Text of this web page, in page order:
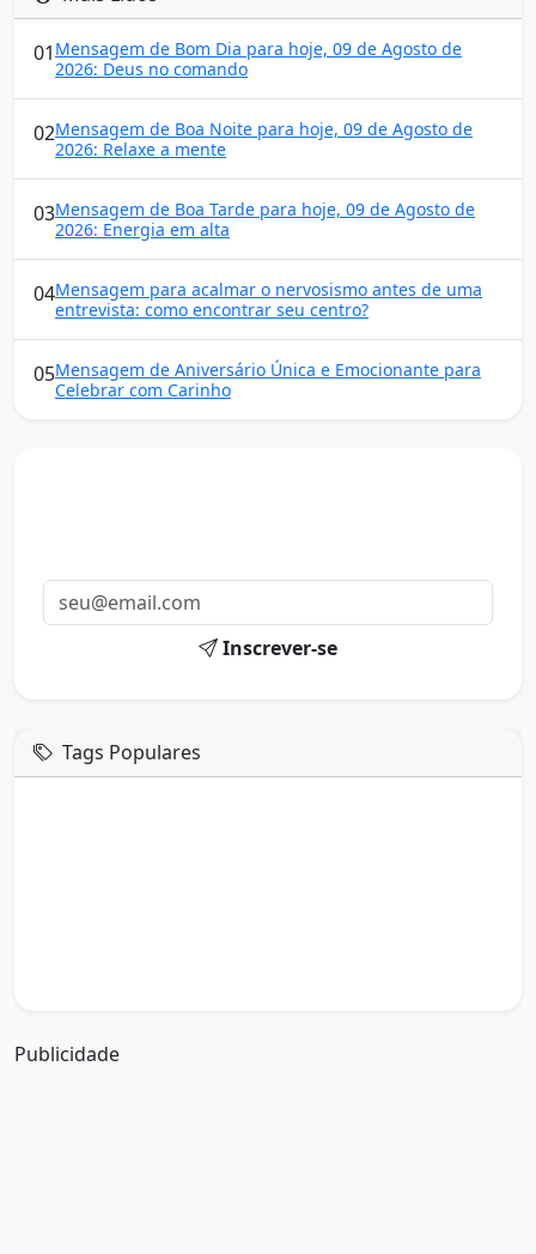
01 Mensagem de Bom Dia para hoje, 09 de Agosto de
2026: Deus no comando
02Mensagem de Boa Noite para hoje, 09 de Agosto de
2026: Relaxe a mente
03Mensagem de Boa Tarde para hoje, 09 de Agosto de
2026: Energia em alta
04Mensagem para acalmar o nervosismo antes de uma
entrevista: como encontrar seu centro?
05Mensagem de Aniversário Única e Emocionante para
Celebrar com Carinho
Inscrever-se
Tags Populares
Publicidade